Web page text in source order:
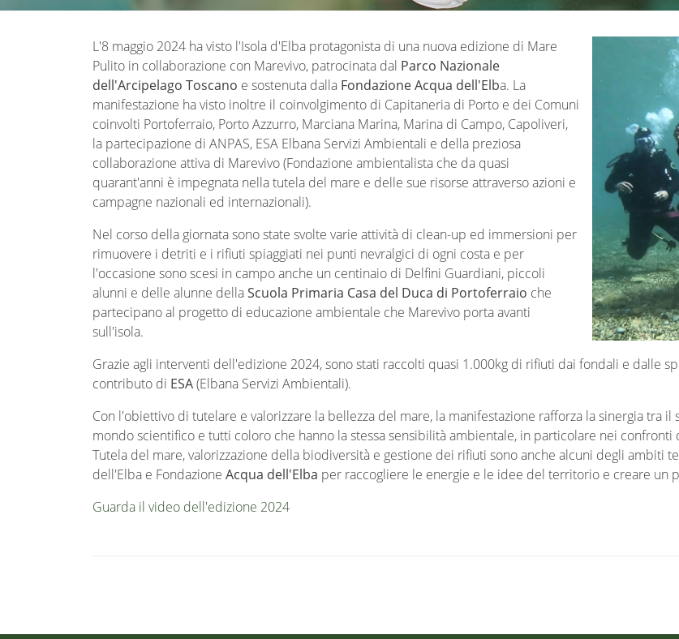
L'8 maggio 2024 ha visto l'Isola d'Elba protagonista di una nuova edizione di Mare
Pulito in collaborazione con Marevivo, patrocinata dal Parco Nazionale
dell'Arcipelago Toscano e sostenuta dalla Fondazione Acqua dell'Elba. La
manifestazione ha visto inoltre il coinvolgimento di Capitaneria di Porto e dei Comuni
coinvolti Portoferraio, Porto Azzurro, Marciana Marina, Marina di Campo, Capoliveri,
la partecipazione di ANPAS, ESA Elbana Servizi Ambientali e della preziosa
collaborazione attiva di Marevivo (Fondazione ambientalista che da quasi
quarant'anni è impegnata nella tutela del mare e delle sue risorse attraverso azioni e
campagne nazionali ed internazionali).
Nel corso della giornata sono state svolte varie attività di clean-up ed immersioni per
rimuovere i detriti e i rifiuti spiaggiati nei punti nevralgici di ogni costa e per
l'occasione sono scesi in campo anche un centinaio di Delfini Guardiani, piccoli
alunni e delle alunne dellaScuola Primaria Casa del Duca di Portoferraio che
partecipano al progetto di educazione ambientale che Marevivo porta avanti
sull'isola.
Grazie agli interventi dell'edizione 2024, sono stati raccolti quasi 1.000kg di rifiuti dai fondali e dalle
contributo di ESA(Elbana Servizi Ambientali).
Con l'obiettivo di tutelare e valorizzare la bellezza del mare, la manifestazione rafforza la sinergia tra
mondo scientifico e tutti coloro che hanno la stessa sensibilità ambientale, in particolare nei confronti
Tutela del mare, valorizzazione della biodiversità e gestione dei rifiuti sono anche alcuni degli ambiti
dell'Elba e Fondazione Acqua dell'Elba per raccogliere le energie e le idee del territorio e creare un
Guarda il video dell'edizione 2024